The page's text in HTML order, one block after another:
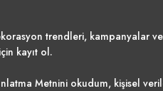
trendleri, kampanyalar
kayıt ol.
Metnini okudum, kişisel